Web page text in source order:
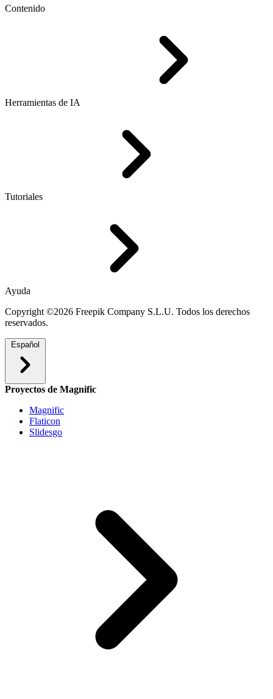
Contenido
Herramientas de IA
Tutoriales
Ayuda
Copyright ©2026 Freepik Company S.L.U. Todos los derechos
reservados.
Español
Proyectos de Magnific
Magnific
Flaticon
Slidesgo